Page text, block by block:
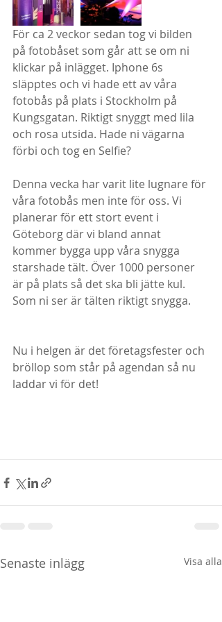
För ca 2 veckor sedan tog vi bilden
på fotobåset som går att se om ni
klickar på inlägget. Iphone 6s
släpptes och vi hade ett av våra
fotobås på plats i Stockholm på
Kungsgatan. Riktigt snyggt med lila
och rosa utsida. Hade ni vägarna
förbi och tog en Selfie?
Denna vecka har varit lite lugnare för
våra fotobås men inte för oss. Vi
planerar för ett stort event i
Göteborg där vi bland annat
kommer bygga upp våra snygga
starshade tält. Över 1000 personer
är på plats så det ska bli jätte kul.
Som ni ser är tälten riktigt snygga.​
Nu i helgen är det företagsfester och
bröllop som står på agendan så nu
laddar vi för det!
Senaste inlägg Visa alla